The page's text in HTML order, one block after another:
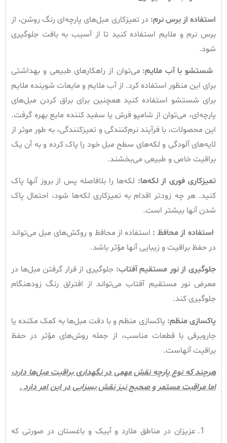
استفاده از برس نرم: در تمیزکاری مبل‌های پارچه‌ای رنگ روشن، از
برس نرم و ملایم استفاده کنید تا از آسیب به بافت جلوگیری
شود.
شستشو با آب ملایم: می‌توان از راهکارهای طبیعی و بهداشتی
برای این منظور استفاده کرد. از آب ملایم و مایعات شوینده ملایم
برای شستشو استفاده کنید همچنین برای براق کردن مبل‌های
پارچه‌ای، می‌توان از شامپو فرش یا سفید کننده مایع بهره گرفت.
این محصولات، با فرآیند نرم‌کنندگی و تمیزکنندگی، به طور موثر از
لایه‌های آلودگی و لکه‌های سطح مبل خود را پاک کرده و به آن یک
براقیت خاص و طبیعی می‌بخشند.
تمیزکاری فوری از لکه‌ها: لکه‌ها را بلافاصله پس از بروز آنها پاک
کنید. هر چه زودتر اقدام به تمیزکاری لکه‌ها شود، احتمال پاک
شدن آنها بیشتر است.
استفاده از محافظ : استفاده از محافظ و روکش‌های مبل می‌تواند
در حفظ براقیت و زیبایی آنها مؤثر باشد.
جلوگیری از نور مستقیم آفتاب: جلوگیری از قرار گرفتن مبل‌ها در
معرض نور مستقیم آفتاب می‌تواند از افتراق رنگ زودهنگام
جلوگیری کند.
پاکسازی منظم: پاکسازی منظم و با دقت مبل‌ها به کمک مکنده یا
جاروبرقی با قطعات مناسب، از جمله روش‌های مؤثر در حفظ
براقیت آنهاست.
هرچند که نوع پارچه نقش مهمی در نگهداری براقیت مبل‌ها دارد،
اما مراقبت مستمر و صحیح نیز نقش بسزایی در این امر دارد .
عزیزان در مناطق ملارد و آبیک و باغستان در صورتی که